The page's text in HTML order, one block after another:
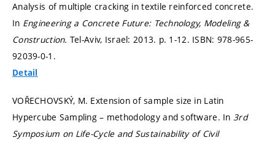
Analysis of multiple cracking in textile reinforced concrete.
In Engineering a Concrete Future: Technology, Modeling &
Construction. Tel-Aviv, Israel: 2013. p. 1-12. ISBN: 978-965-
92039-0-1.
Detail
VOŘECHOVSKÝ, M. Extension of sample size in Latin
Hypercube Sampling – methodology and software. In 3rd
Symposium on Life-Cycle and Sustainability of Civil